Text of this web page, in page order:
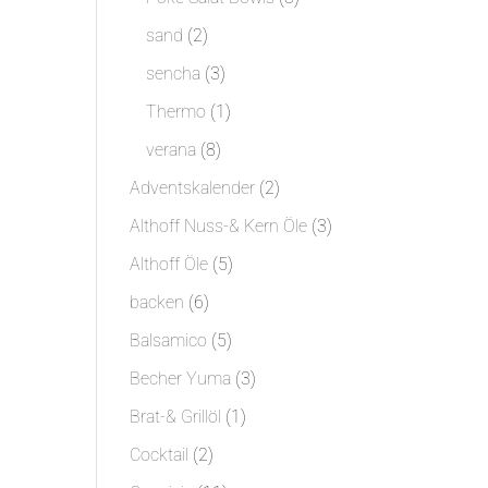
sand 22
Produkte
sencha 33
Produkte
Thermo 11
verana 88
Produkte
Adventskalender 22
Produkte
Althoff Nuss-& Kern Öle 33
Althoff Öle 55
backen 66
Produkte
Balsamico 55
Produkte
Becher Yuma 33
Brat-& Grillöl 11
Cocktail 22
Produkte